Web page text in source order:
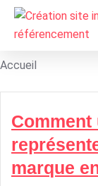
Refonte
site web
Accueil
Comment
marque